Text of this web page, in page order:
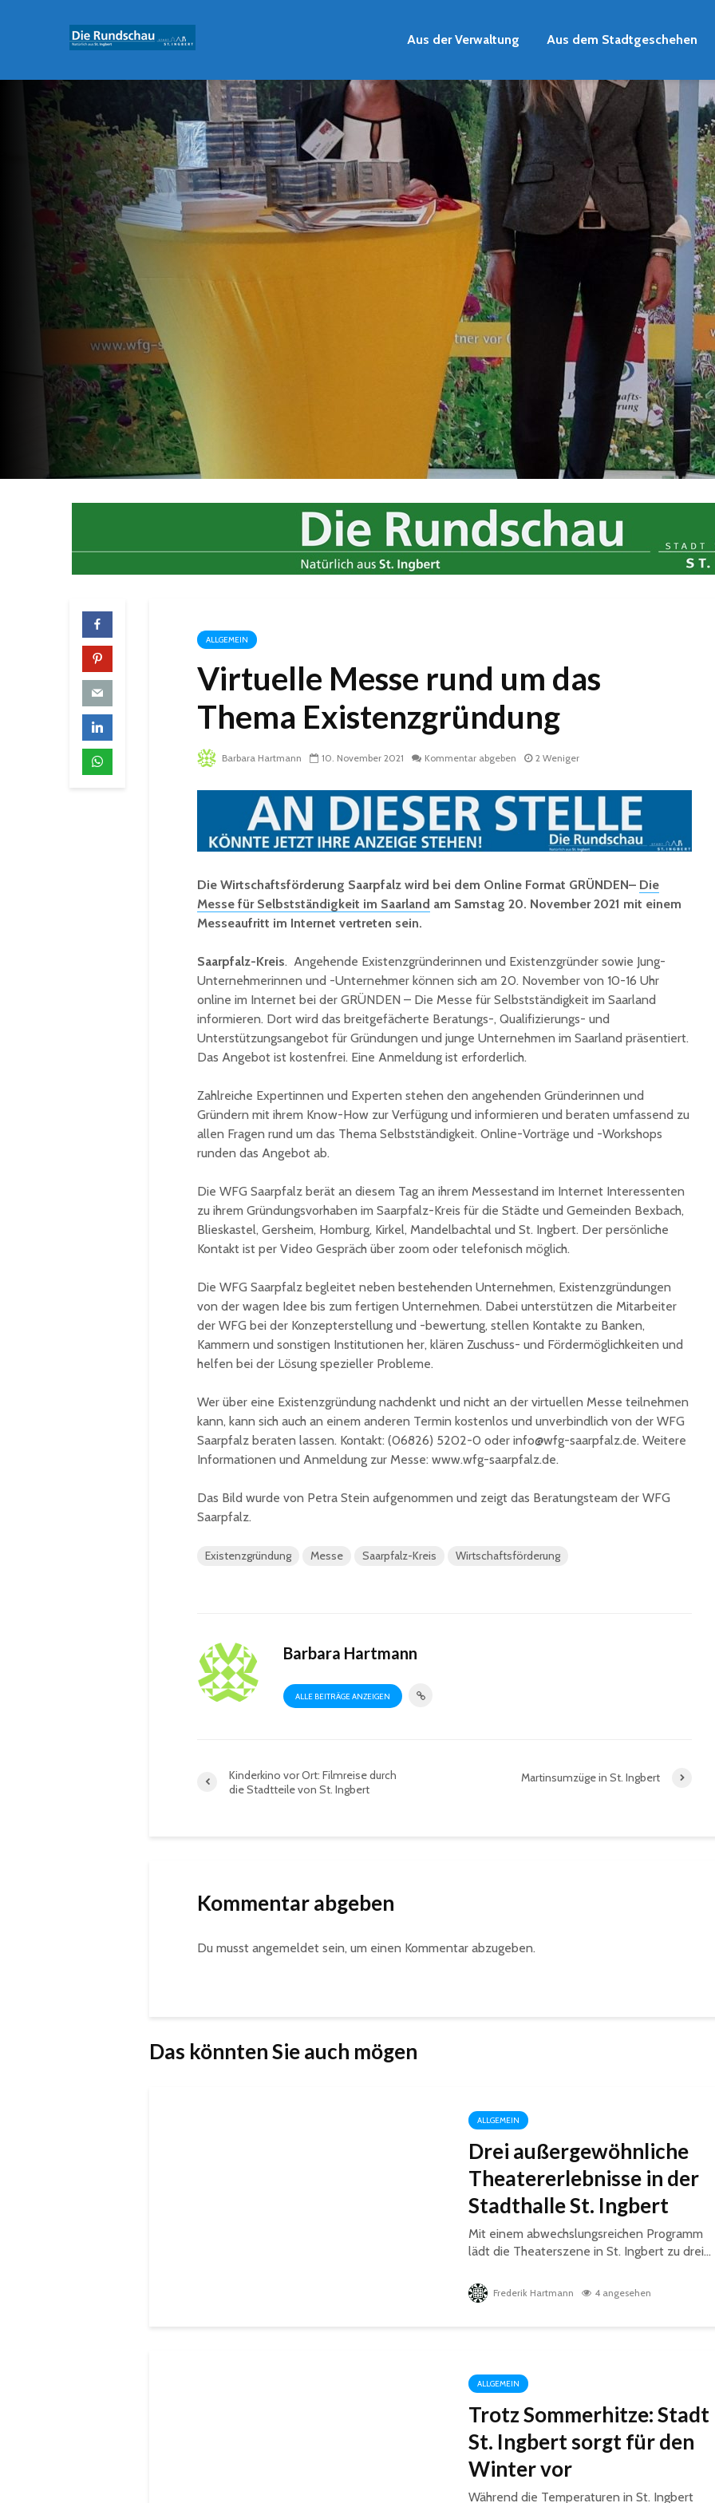
Aus der Verwaltung Aus dem Stadtgeschehen
ALLGEMEIN
Virtuelle Messe rund um das
Thema Existenzgründung
Barbara Hartmann 10. November 2021 Kommentar abgeben 2 Weniger
Die Wirtschaftsförderung Saarpfalz wird bei dem Online Format GRÜNDEN– Die
Messe für Selbstständigkeit im Saarland am Samstag 20. November 2021 mit einem
Messeaufritt im Internet vertreten sein.
Saarpfalz-Kreis. Angehende Existenzgründerinnen und Existenzgründer sowie Jung-
Unternehmerinnen und -Unternehmer können sich am 20. November von 10-16 Uhr
online im Internet bei der GRÜNDEN – Die Messe für Selbstständigkeit im Saarland
informieren. Dort wird das breitgefächerte Beratungs-, Qualifizierungs- und
Unterstützungsangebot für Gründungen und junge Unternehmen im Saarland präsentiert.
Das Angebot ist kostenfrei. Eine Anmeldung ist erforderlich.
Zahlreiche Expertinnen und Experten stehen den angehenden Gründerinnen und
Gründern mit ihrem Know-How zur Verfügung und informieren und beraten umfassend zu
allen Fragen rund um das Thema Selbstständigkeit. Online-Vorträge und -Workshops
runden das Angebot ab.
Die WFG Saarpfalz berät an diesem Tag an ihrem Messestand im Internet Interessenten
zu ihrem Gründungsvorhaben im Saarpfalz-Kreis für die Städte und Gemeinden Bexbach,
Blieskastel, Gersheim, Homburg, Kirkel, Mandelbachtal und St. Ingbert. Der persönliche
Kontakt ist per Video Gespräch über zoom oder telefonisch möglich.
Die WFG Saarpfalz begleitet neben bestehenden Unternehmen, Existenzgründungen
von der wagen Idee bis zum fertigen Unternehmen. Dabei unterstützen die Mitarbeiter
der WFG bei der Konzepterstellung und -bewertung, stellen Kontakte zu Banken,
Kammern und sonstigen Institutionen her, klären Zuschuss- und Fördermöglichkeiten und
helfen bei der Lösung spezieller Probleme.
Wer über eine Existenzgründung nachdenkt und nicht an der virtuellen Messe teilnehmen
kann, kann sich auch an einem anderen Termin kostenlos und unverbindlich von der WFG
Saarpfalz beraten lassen. Kontakt: (06826) 5202-0 oder info@wfg-saarpfalz.de. Weitere
Informationen und Anmeldung zur Messe: www.wfg-saarpfalz.de.
Das Bild wurde von Petra Stein aufgenommen und zeigt das Beratungsteam der WFG
Saarpfalz.
Existenzgründung Messe Saarpfalz-Kreis Wirtschaftsförderung
Barbara Hartmann
ALLE BEITRÄGE ANZEIGEN
Kinderkino vor Ort: Filmreise durch
die Stadtteile von St. Ingbert
Martinsumzüge in St. Ingbert
Kommentar abgeben
Du musst angemeldet sein, um einen Kommentar abzugeben.
Das könnten Sie auch mögen
ALLGEMEIN
Drei außergewöhnliche
Theatererlebnisse in der
Stadthalle St. Ingbert
Mit einem abwechslungsreichen Programm
lädt die Theaterszene in St. Ingbert zu drei...
Frederik Hartmann 4 angesehen
ALLGEMEIN
Trotz Sommerhitze: Stadt
St. Ingbert sorgt für den
Winter vor
Während die Temperaturen in St. Ingbert
Historische
Erinnerungsstücke aus
übergeben
Total Normal
expandiert in St.
Ingbert: Mietvertrag
für ehemaliges H&M-
Gebäude
90 Jahre
Eisen Quirin: Ein Stück
feiert
fordert
mit